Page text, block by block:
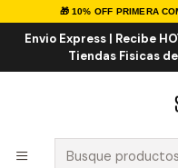
🎁 10% OFF PRIMERA
Envio Express | Recibe
Tiendas Fisicas
Inicio E-LIQUID